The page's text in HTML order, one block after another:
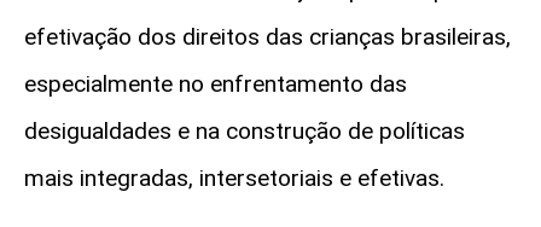
efetivação dos direitos das crianças brasileiras,
especialmente no enfrentamento das
desigualdades e na construção de políticas
mais integradas, intersetoriais e efetivas.